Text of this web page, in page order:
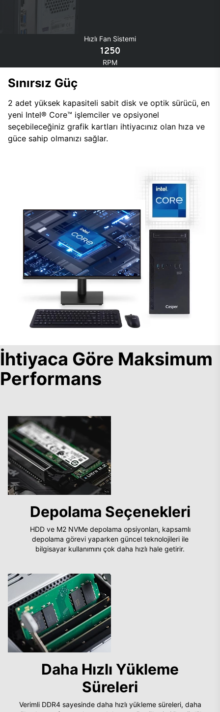
Hızlı Fan Sistemi
1250
RPM
Sınırsız Güç
2 adet yüksek kapasiteli sabit disk ve optik sürücü, en
yeni Intel® Core™ işlemciler ve opsiyonel
seçebileceğiniz grafik kartları ihtiyacınız olan hıza ve
güce sahip olmanızı sağlar.
İhtiyaca Göre Maksimum
Performans
Depolama Seçenekleri
HDD ve M2 NVMe depolama opsiyonları, kapsamlı
depolama görevi yaparken güncel teknolojileri ile
bilgisayar kullanımını çok daha hızlı hale getirir.
Daha Hızlı Yükleme
Süreleri
Verimli DDR4 sayesinde daha hızlı yükleme süreleri, daha